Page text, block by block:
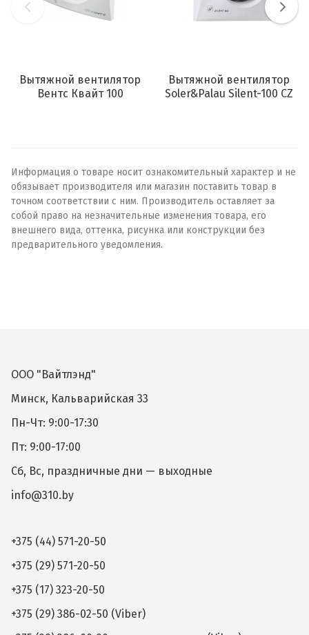
Вытяжной вентилятор
Вентс Квайт 100
Вытяжной вентилятор
Soler&Palau Silent-100 CZ
Информация о товаре носит ознакомительный характер и не
обязывает производителя или магазин поставить товар в
точном соответствии с ним. Производитель оставляет за
собой право на незначительные изменения товара, его
внешнего вида, оттенка, рисунка или конструкции без
предварительного уведомления.
ООО "Вайтлэнд"
Минск, Кальварийская 33
Пн-Чт: 9:00-17:30
Пт: 9:00-17:00
Сб, Вс, праздничные дни — выходные
info@310.by
+375 (44) 571-20-50
+375 (29) 571-20-50
+375 (17) 323-20-50
+375 (29) 386-02-50 (Viber)